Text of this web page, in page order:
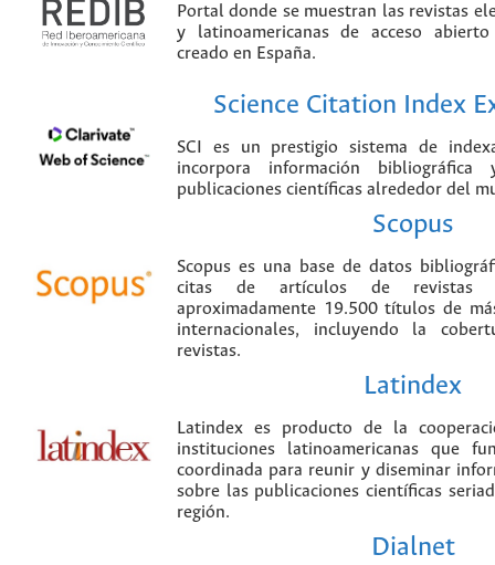
Portal donde se muestran las revistas
y latinoamericanas de acceso
creado en España.
Science Citation Index
SCI es un prestigio sistema de
incorpora información
publicaciones científicas alrededor del
Scopus
Scopus es una base de datos
citas de artículos de revistas
aproximadamente 19.500 títulos de
internacionales, incluyendo la
revistas.
Latindex
Latindex es producto de la
instituciones latinoamericanas que
coordinada para reunir y diseminar
sobre las publicaciones científicas
región.
Dialnet